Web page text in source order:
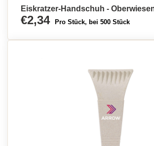
Eiskratzer-Handschuh -
€2,34 Pro Stück, bei 500 Stück